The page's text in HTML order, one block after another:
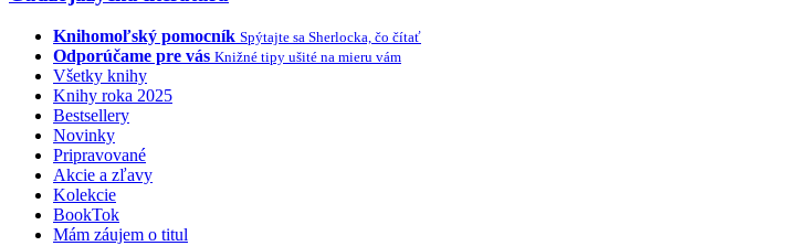
Knihomoľský pomocník Spýtajte sa Sherlocka, čo čítať
Odporúčame pre vás Knižné tipy ušité na mieru vám
Všetky knihy
Knihy roka 2025
Bestsellery
Novinky
Pripravované
Akcie a zľavy
Kolekcie
BookTok
Mám záujem o titul